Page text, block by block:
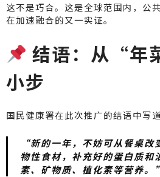
这不是巧合。这是全球范围内，公
在加速融合的又一实证。
结语：从“年
小步
国民健康署在此次推广的结语中写道
“新的一年，不妨可从餐桌改
物性食材，补充好的蛋白质和
素、矿物质、植化素等营养。”